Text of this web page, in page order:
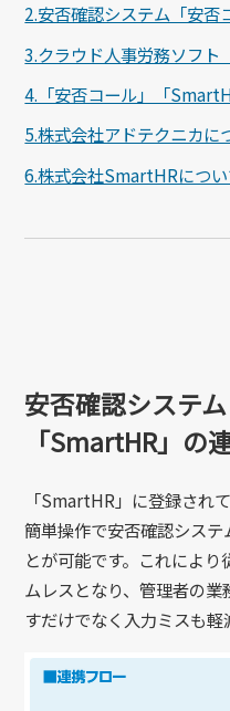
2.安否確認システム「安否
3.クラウド人事労務ソフ
4.「安否コール」「
5.株式会社アドテクニカに
6.株式会社SmartHRにつ
安否確認システ
「SmartHR」の
「SmartHR」に登録され
簡単操作で安否確認シス
とが可能です。これによ
ムレスとなり、管理者の
すだけでなく⼊⼒ミスも軽